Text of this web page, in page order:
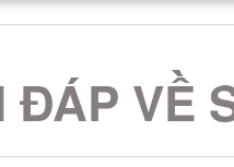
nhiệt
nghệ
ĐÁP VỀ